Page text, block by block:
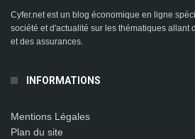
Cyfer.net est un blog économique en ligne
société et d'actualité sur les thématiques allant
et des assurances.
INFORMATIONS
Mentions Légales
Plan du site